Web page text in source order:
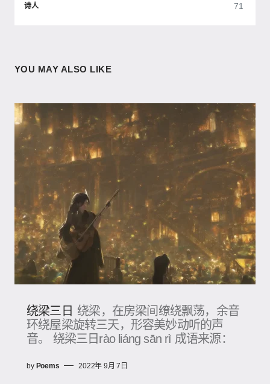
诗人 71
YOU MAY ALSO LIKE
绕梁三日 绕梁，在房梁间缭绕飘荡，余音
环绕屋梁旋转三天，形容美妙动听的声
音。 绕梁三日rào liáng sān rì 成语来源：
by Poems 2022年 9月 7日